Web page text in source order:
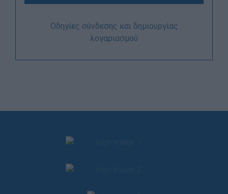
Οδηγίες σύνδεσης και δημιουργίας
λογαριασμού